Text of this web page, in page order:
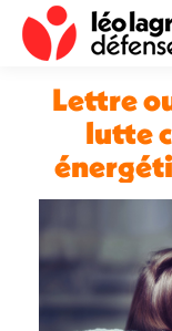
Lettre
lutte